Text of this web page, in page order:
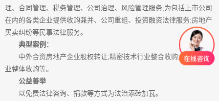
理、合同管理、税务管理、公司治理、风险管理服务;为包括上市公司
在内的各类企业提供收购兼并、公司重组、投资融资法律服务;房地产
买卖纠纷等民事法律服务。
典型案例：
中外合资房地产企业股权转让;精密技术行业整合收购;外商投资企
业整体收购等。
公益善举
以免费法律咨询、捐款等方式为法治添砖加瓦。